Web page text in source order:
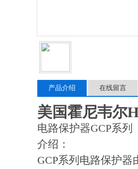
产品介绍 在线留言
美国霍尼韦尔
电路保护器GCP系列
介绍：
GCP系列电路保护